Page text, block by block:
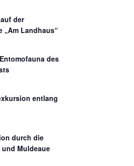
der
„Am Landhaus“
des
entlang
durch die
und Muldeaue